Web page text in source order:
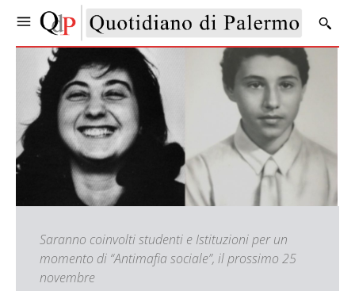
Saranno coinvolti studenti e Istituzioni per un
momento di “Antimafia sociale”, il prossimo 25
novembre